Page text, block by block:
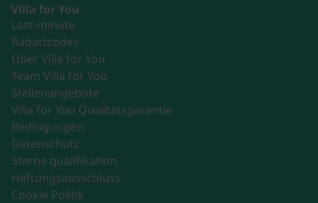
Villa for You
Last-minute
Rabattcodes
Über Villa for You
Team Villa for You
Stellenangebote
Villa for You Qualitätsgarantie
Bedingungen
Datenschutz
Sterne qualifikation
Haftungsausschluss
Cookie Politik